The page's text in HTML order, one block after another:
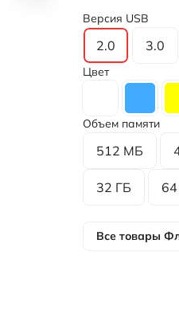
Версия USB
2.0 3.0
Цвет
Объем памяти
512 МБ
32 ГБ
Все товары